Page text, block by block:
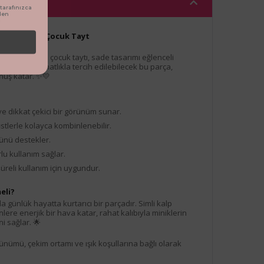
Kız Çocuk Tayt
bu şık kız çocuk taytı, sade tasarımı eğlenceli
rahatlıkla tercih edilebilecek bu parça,
katar. ✨💛
dikkat çekici bir görünüm sunar.
kolayca kombinlenebilir.
destekler.
kullanım sağlar.
kullanım için uygundur.
günlük hayatta kurtarıcı bir parçadır. Simli kalp
enerjik bir hava katar, rahat kalıbıyla miniklerin
sağlar. 🌟
çekim ortamı ve ışık koşullarına bağlı olarak